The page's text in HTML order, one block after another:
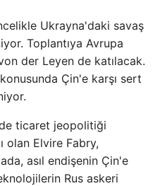
Ukrayna'daki savaş
Toplantıya Avrupa
der Leyen de katılacak.
Çin'e karşı sert
ticaret jeopolitiği
olan Elvire Fabry,
asıl endişenin Çin'e
Rus askeri